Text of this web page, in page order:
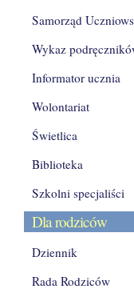
Samorząd
Wykaz
Informator ucznia
Wolontariat
Świetlica
Biblioteka
Szkolni specjaliści
Dla rodziców
Dziennik
Rada Rodziców